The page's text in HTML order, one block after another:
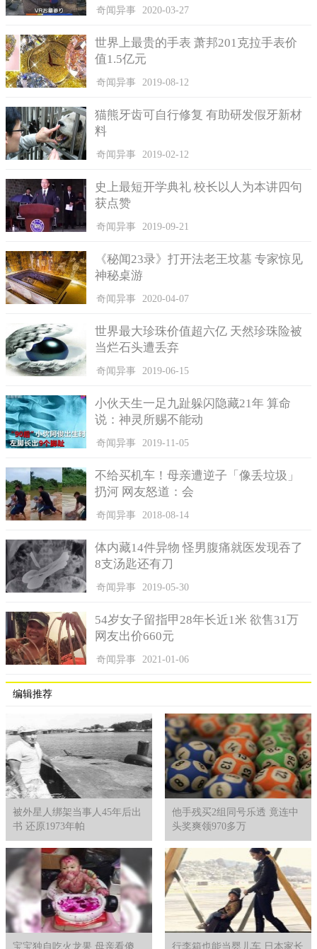
就偷偷地跑到机场为她送别。可是一等就是几个小时过去了，连
人影都没出现。咨询了机场的工作人员之后才知道没有这一航
班，察觉到事情有些不太对劲。
讶的一幕，眼前出现了自己的女朋友正要跟别人登记结婚，也将
要筹备婚礼。到如今他才恍然大悟，女朋友只不过把他当成取款
机罢了，因为真正爱的人是这位男孩，而这位男孩因为没钱结
婚，于是她就对他设下了这场骗局，骗他的钱，最后为他们两人
的结婚做铺垫。
了，可没料到的是，突然有一天，这位前女友竟然自己打电话过
来，打算约他出来见个面，在他的妻子同意下，他去会见这一
位“前女友”。当看到她一脸落魄的样子，他觉得可以心安理得
了。他知道这些年来，她表面上假装成自己过得很好，实际上她
的丈夫整天游手好闲、无所事事，迫使她生计都变得困难。这一
趟过来找他，就是为了这事，请求他帮助，借两万元给她度过难
关。
听到她的这样说，表示愿意借她四万元，这四万元是当年让
她出国留学的差额，将四万元给她后，头也不回就走了。这一
刻，他终于感受到，憋在心里十几年的这口怨气，全部释怀了。
网上有网友为他打抱不平：气你是出了，可她却成功得到了钱，
她当年能做了这么绝，现在也是不会有羞耻感和后悔心。也有的
网友却有其他的见解：过去的事就让它过去，珍惜眼前人，比如
你现在的妻子，才能拥有美好的将来。
奇闻异事 2020-03-27
世界上最贵的手表 萧邦201克拉手表价
值1.5亿元
奇闻异事 2019-08-12
猫熊牙齿可自行修复 有助研发假牙新材
料
奇闻异事 2019-02-12
史上最短开学典礼 校长以人为本讲四句
获点赞
奇闻异事 2019-09-21
《秘闻23录》打开法老王坟墓 专家惊见
神秘桌游
奇闻异事 2020-04-07
世界最大珍珠价值超六亿 天然珍珠险被
当烂石头遭丢弃
奇闻异事 2019-06-15
小伙天生一足九趾躲闪隐藏21年 算命
说：神灵所赐不能动
奇闻异事 2019-11-05
不给买机车！母亲遭逆子「像丢垃圾」
扔河 网友怒道：会
奇闻异事 2018-08-14
体内藏14件异物 怪男腹痛就医发现吞了
8支汤匙还有刀
奇闻异事 2019-05-30
54岁女子留指甲28年长近1米 欲售31万
网友出价660元
奇闻异事 2021-01-06
编辑推荐
被外星人绑架当事人45年后出
书 还原1973年帕
他手残买2组同号乐透 竟连中
头奖爽领970多万
宝宝独自吃火龙果 母亲看傻 行李箱也能当婴儿车 日本家长